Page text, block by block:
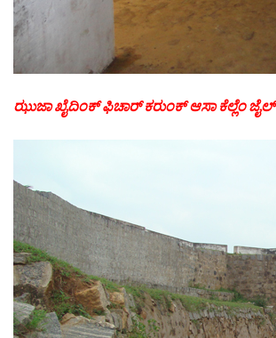
ಝುಜಾ ಖೈದಿಂಕ್ ಫಿಚಾರ್ ಕರುಂಕ್ ಆಸಾ ಕೆಲ್ಲೆಂ ಜೈಲ್